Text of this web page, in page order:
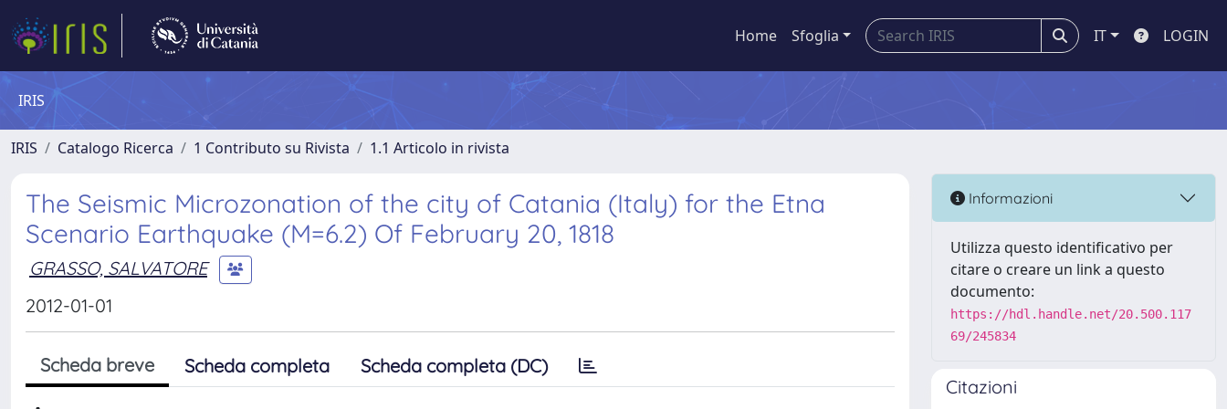
Home Sfoglia IT LOGIN
IRIS
IRIS Catalogo Ricerca 1 Contributo su Rivista 1.1 Articolo in rivista
The Seismic Microzonation of the city of Catania (Italy) for the Etna
Scenario Earthquake (M=6.2) Of February 20, 1818
GRASSO, SALVATORE
2012-01-01
Scheda breve Scheda completa Scheda completa (DC)
Informazioni
Utilizza questo identificativo per
citare o creare un link a questo
documento:
https://hdl.handle.net/20.500.117
69/245834
Citazioni